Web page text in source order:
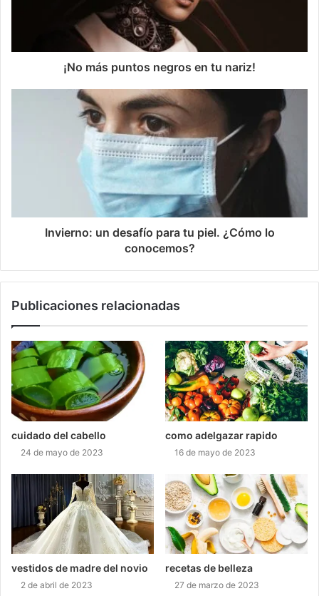
¡No más puntos negros en tu nariz!
Invierno: un desafío para tu piel. ¿Cómo lo
conocemos?
Publicaciones relacionadas
cuidado del cabello
24 de mayo de 2023
como adelgazar rapido
16 de mayo de 2023
vestidos de madre del novio
2 de abril de 2023
recetas de belleza
27 de marzo de 2023